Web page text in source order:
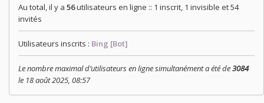
Au total, il y a 56utilisateurs en ligne :: 1 inscrit, 1 invisible et 54
invités
Utilisateurs inscrits : Bing [Bot]
Le nombre maximal d’utilisateurs en ligne simultanément a été de3084
le 18 août 2025, 08:57